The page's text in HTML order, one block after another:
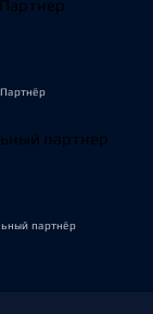
Партнёр
партнёр